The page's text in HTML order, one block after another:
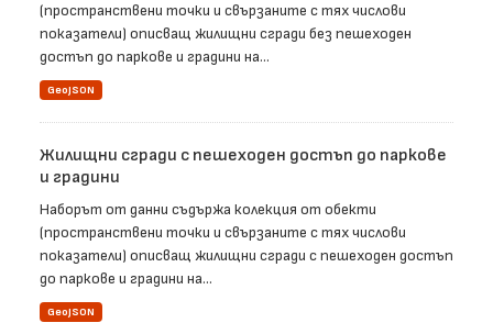
(пространствени точки и свързаните с тях числови
показатели) описващ жилищни сгради без пешеходен
достъп до паркове и градини на...
GeoJSON
Жилищни сгради с пешеходен достъп до паркове
и градини
Наборът от данни съдържа колекция от обекти
(пространствени точки и свързаните с тях числови
показатели) описващ жилищни сгради с пешеходен достъп
до паркове и градини на...
GeoJSON